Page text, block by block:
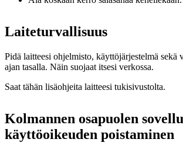
Laiteturvallisuus
Pidä laitteesi ohjelmisto, käyttöjärjestelmä sekä
ajan tasalla. Näin suojaat itsesi verkossa.
Saat tähän lisäohjeita laitteesi tukisivustolta.
Kolmannen osapuolen
käyttöoikeuden poistaminen